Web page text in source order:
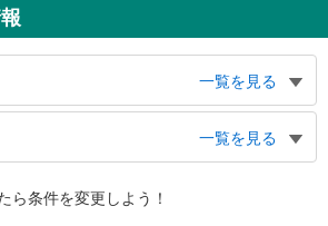
一覧を見る
丁目方面、鎌倉通り、代沢小学校、代沢まちづく
、北沢２丁目方面、北沢土木管理事務所
一覧を見る
ら条件を変更しよう！